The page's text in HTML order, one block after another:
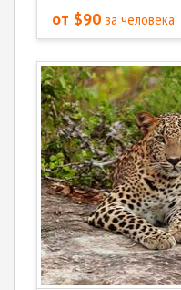
от $90 за человека